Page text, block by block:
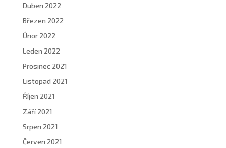
Duben 2022
Březen 2022
Únor 2022
Leden 2022
Prosinec 2021
Listopad 2021
Říjen 2021
Září 2021
Srpen 2021
Červen 2021